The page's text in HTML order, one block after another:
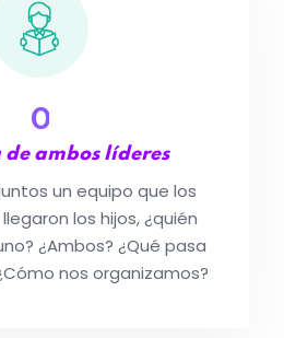
0
ambos líderes
un equipo que los
los hijos, ¿quién
¿Ambos? ¿Qué pasa
nos organizamos?